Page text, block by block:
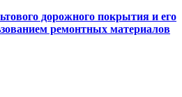
дорожного покрытия и его
ремонтных материалов